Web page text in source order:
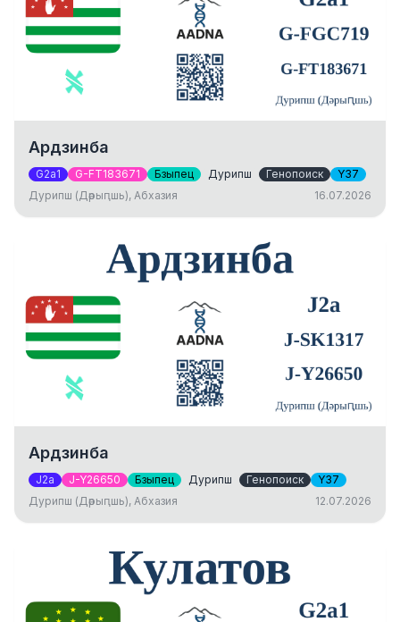
Ардзинба
G2a1 G-FT183671 Бзыпец Дурипш Генопоиск
Y37
Дурипш (Дәрыԥшь), Абхазия
16.07.2026
Ардзинба
J2a J-Y26650 Бзыпец Дурипш Генопоиск
Y37
Дурипш (Дәрыԥшь), Абхазия
12.07.2026